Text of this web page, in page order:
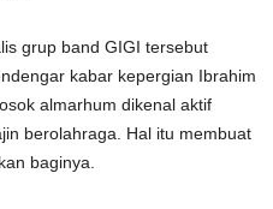
grup band GIGI tersebut
kabar kepergian Ibrahim
almarhum dikenal aktif
berolahraga. Hal itu membuat
baginya.